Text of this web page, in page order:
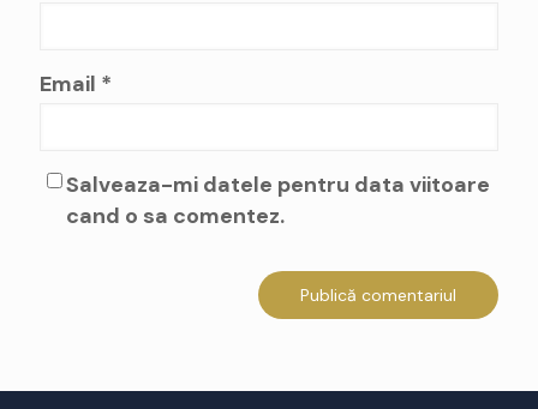
Email *
Salveaza-mi datele pentru data viitoare
cand o sa comentez.